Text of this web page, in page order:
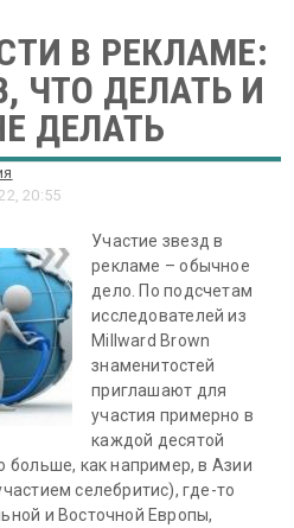
В РЕКЛАМЕ:
ЧТО ДЕЛАТЬ И
ДЕЛАТЬ
20:55
Участие звезд в
рекламе – обычное
дело. По подсчетам
исследователей из
Millward Brown
знаменитостей
приглашают для
участия примерно в
каждой десятой
больше, как например, в Азии
селебритис), где-то
и Восточной Европы,